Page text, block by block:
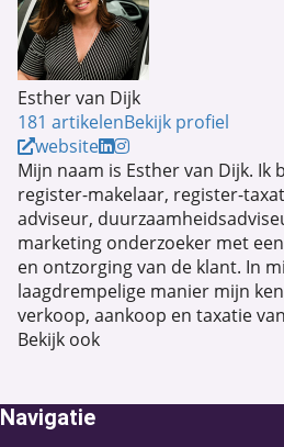
Esther van Dijk
181 artikelenBekijk profiel
website
Mijn naam is Esther van Dijk. Ik
register-makelaar, register-
adviseur,
marketing onderzoeker met
en ontzorging van de klant. In
laagdrempelige manier mijn
verkoop, aankoop en taxatie
Bekijk ook
Navigatie